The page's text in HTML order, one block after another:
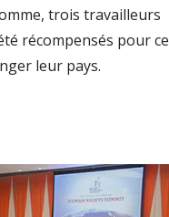
trois travailleurs
récompensés pour ce
leur pays.